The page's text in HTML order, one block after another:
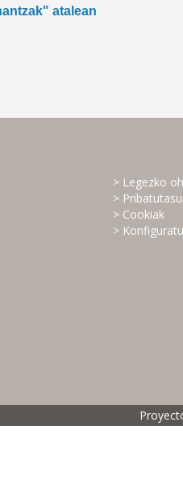
atalean
> Legezko
>
> Cookiak
>